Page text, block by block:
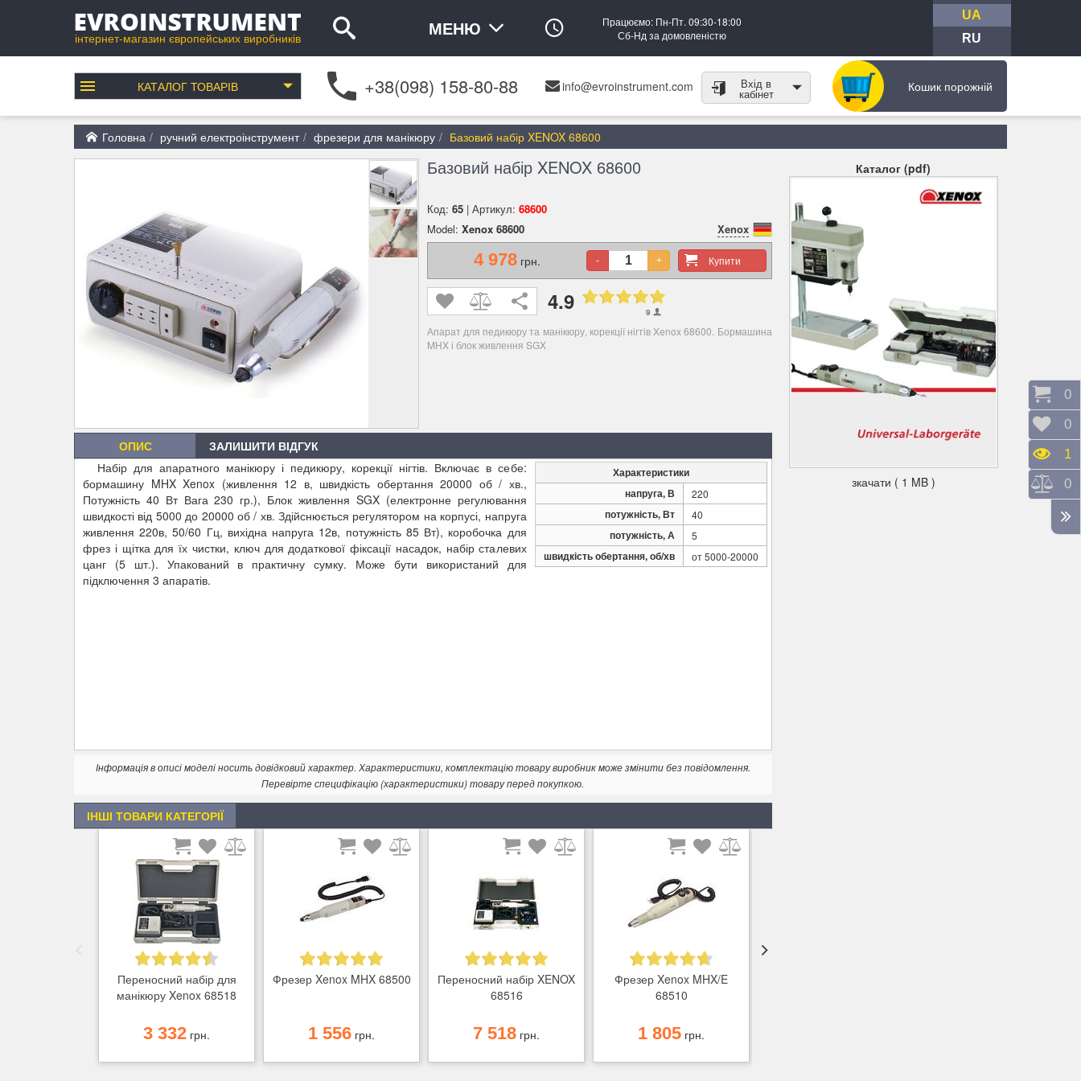
інтернет-магазин європейських виробників МЕНЮ
Працюємо: Пн-Пт. 09:30-18:00
Сб-Нд за домовленістю
UA
RU
КАТАЛОГ ТОВАРІВ +38(098) 158-80-88 info@evroinstrument.com Вхід в
кабінет Кошик порожній
Головна ручний електроінструмент фрезери для манікюру Базовий набір XENOX 68600
Базовий набір XENOX 68600
Код: 65| Артикул: 68600
Model: Xenox 68600 Xenox
4 978 грн. Купити
- +
4.9 9
Апарат для педикюру та манікюру, корекції нігтів Xenox 68600. Бормашина
MHX і блок живлення SGX
ОПИС ЗАЛИШИТИ ВІДГУК
Характеристики
напруга, В
220
потужність, Вт 40
потужність, А 5
швидкість обертання, об/хв от 5000-20000
Набір для апаратного манікюру і педикюру, корекції нігтів. Включає в себе:
бормашину MHX Xenox (живлення 12 в, швидкість обертання 20000 об / хв.,
Потужність 40 Вт Вага 230 гр.), Блок живлення SGX (електронне регулювання
швидкості від 5000 до 20000 об / хв. Здійснюється регулятором на корпусі, напруга
живлення 220в, 50/60 Гц, вихідна напруга 12в, потужність 85 Вт), коробочка для
фрез і щітка для їх чистки, ключ для додаткової фіксації насадок, набір сталевих
цанг (5 шт.). Упакований в практичну сумку. Може бути використаний для
підключення 3 апаратів.
Інформація в описі моделі носить довідковий характер. Характеристики, комплектацію товару виробник може змінити без повідомлення.
Перевірте специфікацію (характеристики) товару перед покупкою.
ІНШІ ТОВАРИ КАТЕГОРІЇ
Переносний набір для
манікюру Xenox 68518
3 332 грн.
Фрезер Xenox MHX 68500
1 556 грн.
Переносний набір XENOX
68516
7 518 грн.
Фрезер Xenox MHX/E
68510
1 805 грн.
Каталог (pdf)
зкачати ( 1 MB )
0
0
1
0